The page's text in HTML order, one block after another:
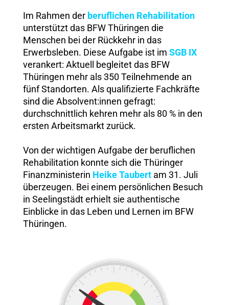
Im Rahmen der beruflichen Rehabilitation
unterstützt das BFW Thüringen die
Menschen bei der Rückkehr in das
Erwerbsleben. Diese Aufgabe ist im SGB IX
verankert: Aktuell begleitet das BFW
Thüringen mehr als 350 Teilnehmende an
fünf Standorten. Als qualifizierte Fachkräfte
sind die Absolvent:innen gefragt:
durchschnittlich kehren mehr als 80 % in den
ersten Arbeitsmarkt zurück.
Von der wichtigen Aufgabe der beruflichen
Rehabilitation konnte sich die Thüringer
Finanzministerin Heike Taubert am 31. Juli
überzeugen. Bei einem persönlichen Besuch
in Seelingstädt erhielt sie authentische
Einblicke in das Leben und Lernen im BFW
Thüringen.